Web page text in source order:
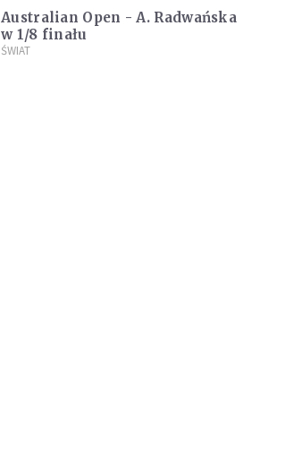
Australian Open - A. Radwańska
w 1/8 finału
ŚWIAT